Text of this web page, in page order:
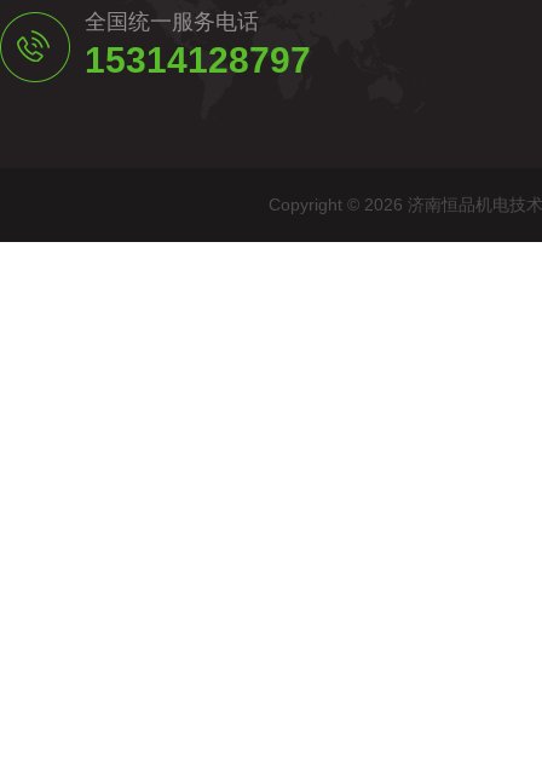
全国统一服务电话
15314128797
Copyright © 2026 济南恒品机电技